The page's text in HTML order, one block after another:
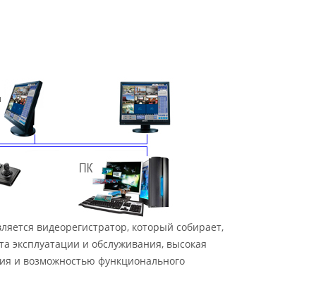
видеорегистратор, который собирает,
и обслуживания, высокая
и возможностью функционального